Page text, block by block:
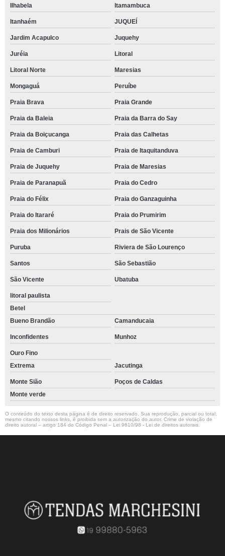
Ilhabela Itamambuca
Itanhaém JUQUEÍ
Jardim Acapulco Juquehy
Juréia Litoral
Litoral Norte Maresias
Mongaguá Peruíbe
Praia Brava Praia Grande
Praia da Baleia Praia da Barra do Say
Praia da Boiçucanga Praia das Calhetas
Praia de Camburi Praia de Itaquitanduva
Praia de Juquehy Praia de Maresias
Praia de Paranapuã Praia do Cedro
Praia do Félix Praia do Ganzaguinha
Praia do Itararé Praia do Prumirim
Praia dos Milionários Prais de São Vicente
Puruba Riviera de São Lourenço
Santos São Sebastião
São Vicente Ubatuba
litoral paulista
Betel
Bueno Brandão
Camanducaia
Inconfidentes Munhoz
Ouro Fino
Extrema
Jacutinga
Monte Sião
Poços de Caldas
Monte verde
O conteúdo do texto desta página é de direito reservado. Sua reprodução, parcial ou total,
mesmo citando nossos links, é proibida sem a autorização do autor. Crime de violação de
direito autoral – artigo 184 do Código Penal – Lei 9610/98 - Lei de direitos autorais